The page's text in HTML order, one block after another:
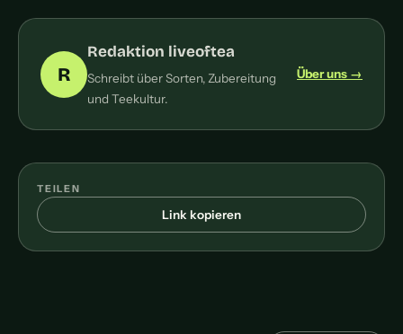
R
Redaktion liveoftea
Schreibt über Sorten, Zubereitung
und Teekultur.
Über uns →
TEILEN
Link kopieren